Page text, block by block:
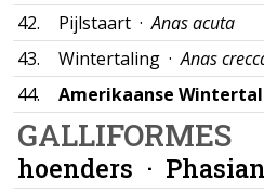
42.
Pijlstaart ·Anas acuta
43.
Wintertaling ·Anas
44.
Amerikaanse
GALLIFORMES
hoenders ·